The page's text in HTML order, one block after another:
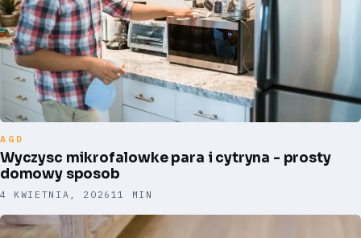
AGD
Wyczysc mikrofalowke para i cytryna - prosty
domowy sposob
4 KWIETNIA, 2026 11 MIN